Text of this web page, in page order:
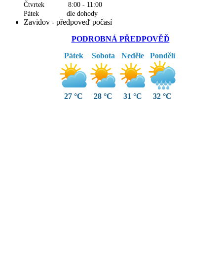
Čtvrtek 8:00 - 11:00
Pátek dle dohody
Zavidov - předpoveď počasí
PODROBNÁ PŘEDPOVĚĎ
Pátek
27 °C
Sobota
28 °C
Neděle
31 °C
Pondělí
32 °C